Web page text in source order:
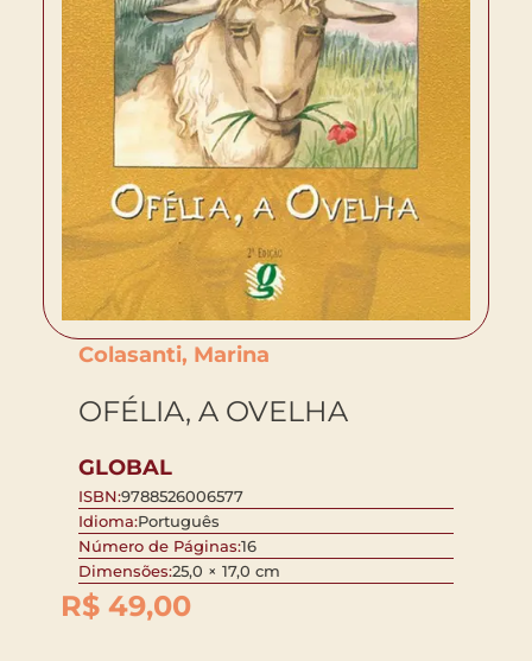
Colasanti, Marina
OFÉLIA, A OVELHA
GLOBAL
ISBN:9788526006577
Idioma:Português
Número de Páginas:16
Dimensões:25,0 × 17,0 cm
R$ 49,00